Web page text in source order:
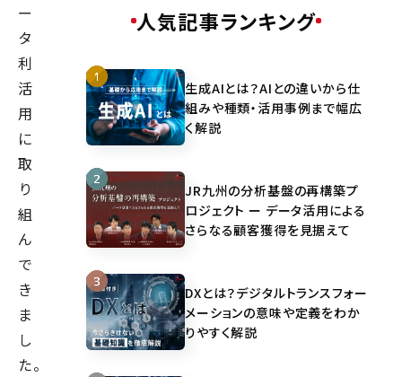
ー
タ
利
活
用
に
取
り
組
ん
で
き
ま
し
た。
人気記事ランキング
生成AIとは？AIとの違いから仕
組みや種類・活用事例まで幅広
く解説
JR九州の分析基盤の再構築プ
ロジェクト ー データ活用による
さらなる顧客獲得を見据えて
DXとは？デジタルトランスフォー
メーションの意味や定義をわか
りやすく解説